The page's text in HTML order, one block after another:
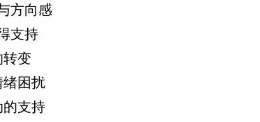
方向感
支持
转变
困扰
支持